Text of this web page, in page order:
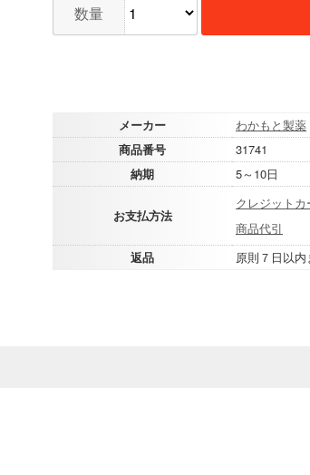
数量
メーカー
わかもと製薬
商品番号
31741
納期
5～10日
お支払方法
クレジットカ
商品代引
返品
原則７日以